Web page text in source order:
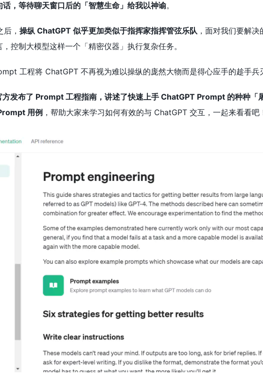
，等待聊天窗口后的「智慧生命」给我以神谕。
， 操纵 ChatGPT 似乎更加类似于指挥家指挥管弦乐队 ，面对我们要解
控制大模型这样一个「精密仪器」执行复杂任务。
工程将 ChatGPT 不再视为难以操纵的庞然大物而是得心应手的趁手兵
发布了 Prompt 工程指南，讲述了快速上手 ChatGPT Prompt 的种种「
用例 ，帮助大家来学习如何有效的与 ChatGPT 交互，一起来看看吧